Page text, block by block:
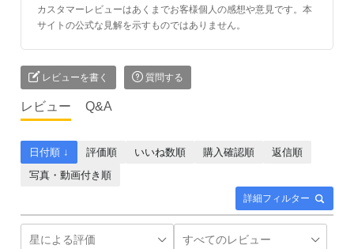
カスタマーレビューはあくまでお客様個人の感想や意見です。本
サイトの公式な見解を示すものではありません。
レビューを書く 質問する
レビュー Q&A
詳細フィルター
日付順 ↓ 評価順 いいね数順 購入確認順
返信順
写真・動画付き順